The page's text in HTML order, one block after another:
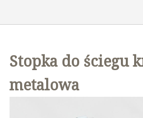
Stopka do ściegu
metalowa